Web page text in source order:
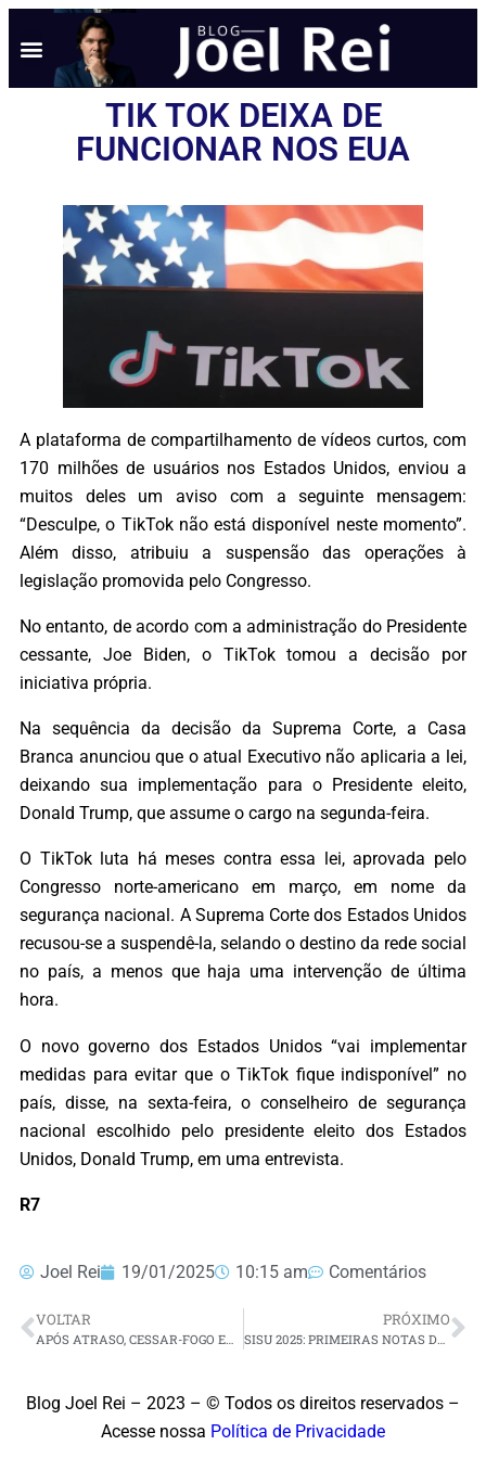
TIK TOK DEIXA DE
FUNCIONAR NOS EUA
A plataforma de compartilhamento de vídeos curtos, com
170 milhões de usuários nos Estados Unidos, enviou a
muitos deles um aviso com a seguinte mensagem:
“Desculpe, o TikTok não está disponível neste momento”.
Além disso, atribuiu a suspensão das operações à
legislação promovida pelo Congresso.
No entanto, de acordo com a administração do Presidente
cessante, Joe Biden, o TikTok tomou a decisão por
iniciativa própria.
Na sequência da decisão da Suprema Corte, a Casa
Branca anunciou que o atual Executivo não aplicaria a lei,
deixando sua implementação para o Presidente eleito,
Donald Trump, que assume o cargo na segunda-feira.
O TikTok luta há meses contra essa lei, aprovada pelo
Congresso norte-americano em março, em nome da
segurança nacional. A Suprema Corte dos Estados Unidos
recusou-se a suspendê-la, selando o destino da rede social
no país, a menos que haja uma intervenção de última
hora.
O novo governo dos Estados Unidos “vai implementar
medidas para evitar que o TikTok fique indisponível” no
país, disse, na sexta-feira, o conselheiro de segurança
nacional escolhido pelo presidente eleito dos Estados
Unidos, Donald Trump, em uma entrevista.
R7
Joel Rei 19/01/2025 10:15 am Comentários
VOLTAR
APÓS ATRASO, CESSAR-FOGO ENTRE ISRAEL E HAMAS ENTRE EM VIGOR; ENTENDA COMO FUNCIONA CADA ETAPA
PRÓXIMO
SISU 2025: PRIMEIRAS NOTAS DE CORTE JÁ ESTÃO DISPONÍVEIS
Blog Joel Rei – 2023 – © Todos os direitos reservados –
Acesse nossa Política de Privacidade